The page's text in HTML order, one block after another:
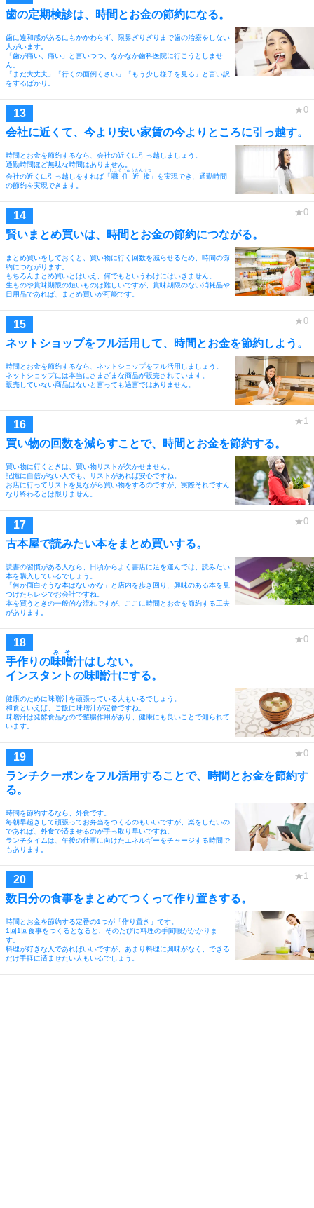
歯の定期検診は、時間とお金の節約になる。
歯に違和感があるにもかかわらず、限界ぎりぎりまで歯の治療をしない
人がいます。
「歯が痛い、痛い」と言いつつ、なかなか歯科医院に行こうとしませ
ん。
「まだ大丈夫」「行くの面倒くさい」「もう少し様子を見る」と言い訳
をするばかり。
会社に近くて、今より安い家賃の今よりところに引っ越す。
時間とお金を節約するなら、会社の近くに引っ越しましょう。
通勤時間ほど無駄な時間はありません。
会社の近くに引っ越しをすれば「職住近接
しょくじゅうきんせつ
」を実現でき、通勤時間
の節約を実現できます。
賢いまとめ買いは、時間とお金の節約につながる。
まとめ買いをしておくと、買い物に行く回数を減らせるため、時間の節
約につながります。
もちろんまとめ買いとはいえ、何でもというわけにはいきません。
生ものや賞味期限の短いものは難しいですが、賞味期限のない消耗品や
日用品であれば、まとめ買いが可能です。
ネットショップをフル活用して、時間とお金を節約しよう。
時間とお金を節約するなら、ネットショップをフル活用しましょう。
ネットショップには本当にさまざまな商品が販売されています。
販売していない商品はないと言っても過言ではありません。
買い物の回数を減らすことで、時間とお金を節約する。
買い物に行くときは、買い物リストが欠かせません。
記憶に自信がない人でも、リストがあれば安心ですね。
お店に行ってリストを見ながら買い物をするのですが、実際それですん
なり終わるとは限りません。
古本屋で読みたい本をまとめ買いする。
読書の習慣がある人なら、日頃からよく書店に足を運んでは、読みたい
本を購入しているでしょう。
「何か面白そうな本はないかな」と店内を歩き回り、興味のある本を見
つけたらレジでお会計ですね。
本を買うときの一般的な流れですが、ここに時間とお金を節約する工夫
があります。
手作りの味噌
みそ
汁はしない。
インスタントの味噌汁にする。
健康のために味噌汁を頑張っている人もいるでしょう。
和食といえば、ご飯に味噌汁が定番ですね。
味噌汁は発酵食品なので整腸作用があり、健康にも良いことで知られて
います。
ランチクーポンをフル活用することで、時間とお金を節約す
る。
時間を節約するなら、外食です。
毎朝早起きして頑張ってお弁当をつくるのもいいですが、楽をしたいの
であれば、外食で済ませるのが手っ取り早いですね。
ランチタイムは、午後の仕事に向けたエネルギーをチャージする時間で
もあります。
数日分の食事をまとめてつくって作り置きする。
時間とお金を節約する定番の1つが「作り置き」です。
1回1回食事をつくるとなると、そのたびに料理の手間暇がかかりま
す。
料理が好きな人であればいいですが、あまり料理に興味がなく、できる
だけ手軽に済ませたい人もいるでしょう。